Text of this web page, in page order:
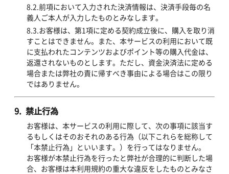
8.2.前項において入力された決済情報は、決済手段毎の名
義人ご本人が入力したものとみなします。
8.3.お客様は、第1項に定める契約成立後に、購入を取り消
すことはできません。また、本サービスの利用において既
に支払われたコンテンツおよびポイント等の購入代金は、
返還されないものとします。ただし、資金決済法に定める
場合または弊社の責に帰すべき事由による場合はこの限り
ではありません。
9. 禁止行為
お客様は、本サービスの利用に際して、次の事項に該当す
るもしくはそのおそれのある行為（以下これらを総称して
「本禁止行為」といいます。）を行ってはなりません。
お客様が本禁止行為を行ったと弊社が合理的に判断した場
合、お客様は本利用規約の重大な違反をしたものとみなさ